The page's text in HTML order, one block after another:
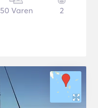
50 Varen 2